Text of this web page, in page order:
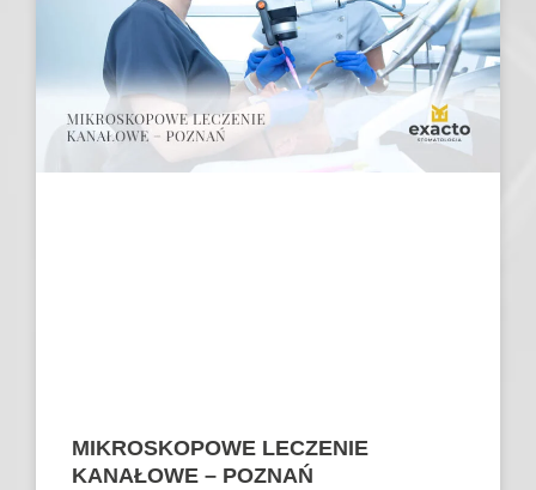
MIKROSKOPOWE LECZENIE
KANAŁOWE – POZNAŃ